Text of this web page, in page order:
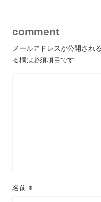
comment
メールアドレスが公開され
る欄は必須項目です
名前 ※